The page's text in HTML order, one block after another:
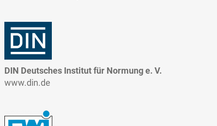
DIN Deutsches Institut für Normung e. V.
www.din.de